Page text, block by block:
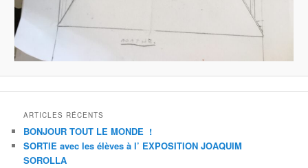
ARTICLES RÉCENTS
BONJOUR TOUT LE MONDE !
SORTIE avec les élèves à l’ EXPOSITION JOAQUIM
SOROLLA